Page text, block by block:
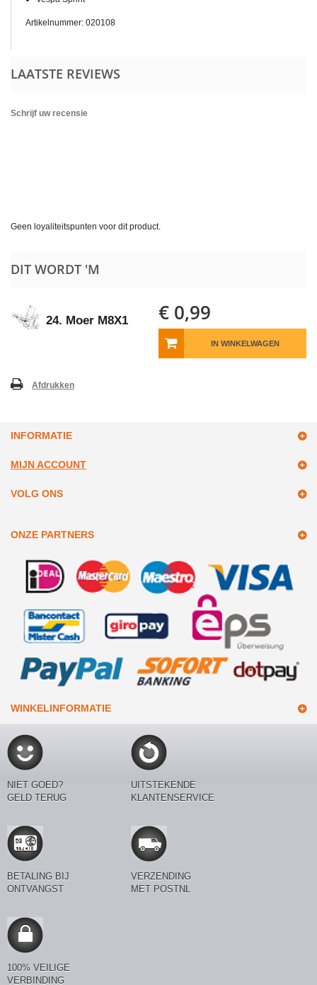
Artikelnummer: 020108
LAATSTE REVIEWS
Schrijf uw recensie
Geen loyaliteitspunten voor dit product.
DIT WORDT 'M
24. Moer M8X1 € 0,99
IN WINKELWAGEN
Afdrukken
INFORMATIE
MIJN ACCOUNT
VOLG ONS
ONZE PARTNERS
WINKELINFORMATIE
NIET GOED?
GELD TERUG
UITSTEKENDE
KLANTENSERVICE
BETALING BIJ
ONTVANGST
VERZENDING
MET POSTNL
100% VEILIGE
VERBINDING